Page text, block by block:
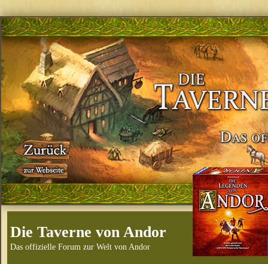
Die Taverne von Andor
Das offizielle Forum zur Welt von Andor